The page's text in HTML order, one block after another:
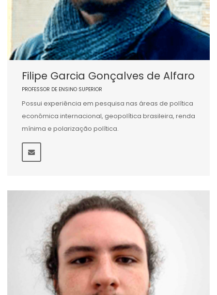
Filipe Garcia Gonçalves de Alfaro
PROFESSOR DE ENSINO SUPERIOR
Possui experiência em pesquisa nas áreas de política
econômica internacional, geopolítica brasileira, renda
mínima e polarização política.